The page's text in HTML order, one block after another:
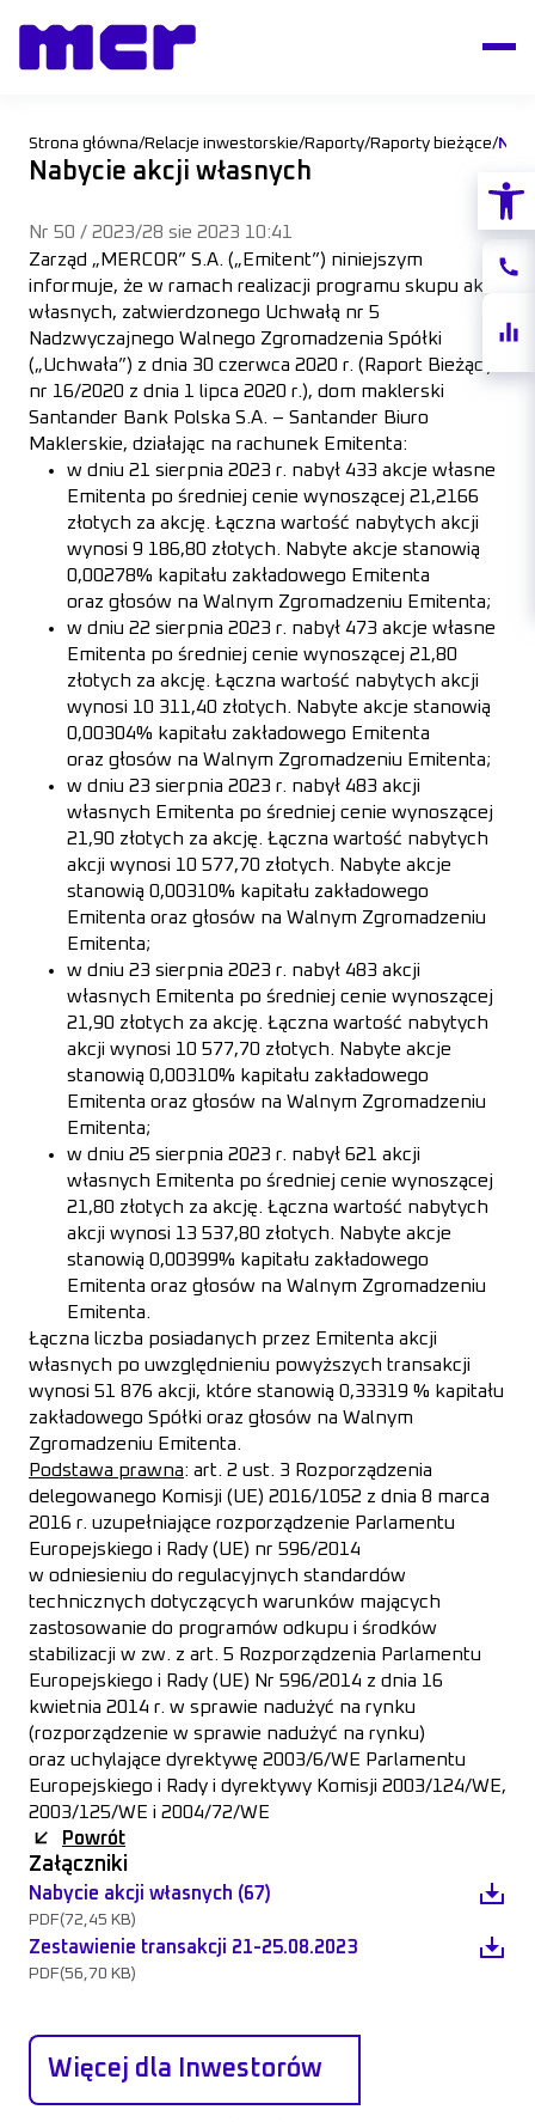
akcji
Strona główna/Relacje inwestorskie/Raporty/Raporty bieżące/
Nabycie akcji własnych
Nr 50 / 2023/28 sie 2023 10:41
Zarząd „MERCOR” S.A. („Emitent”) niniejszym
informuje, że w ramach realizacji programu skupu akcji
własnych, zatwierdzonego Uchwałą nr 5
Nadzwyczajnego Walnego Zgromadzenia Spółki
(„Uchwała”) z dnia 30 czerwca 2020 r. (Raport Bieżący
nr 16/2020 z dnia 1 lipca 2020 r.), dom maklerski
Santander Bank Polska S.A. – Santander Biuro
Maklerskie, działając na rachunek Emitenta:
w dniu 21 sierpnia 2023 r. nabył 433 akcje własne
Emitenta po średniej cenie wynoszącej 21,2166
złotych za akcję. Łączna wartość nabytych akcji
wynosi 9 186,80 złotych. Nabyte akcje stanowią
0,00278% kapitału zakładowego Emitenta
oraz głosów na Walnym Zgromadzeniu Emitenta;
w dniu 22 sierpnia 2023 r. nabył 473 akcje własne
Emitenta po średniej cenie wynoszącej 21,80
złotych za akcję. Łączna wartość nabytych akcji
wynosi 10 311,40 złotych. Nabyte akcje stanowią
0,00304% kapitału zakładowego Emitenta
oraz głosów na Walnym Zgromadzeniu Emitenta;
w dniu 23 sierpnia 2023 r. nabył 483 akcji
własnych Emitenta po średniej cenie wynoszącej
21,90 złotych za akcję. Łączna wartość nabytych
akcji wynosi 10 577,70 złotych. Nabyte akcje
stanowią 0,00310% kapitału zakładowego
Emitenta oraz głosów na Walnym Zgromadzeniu
Emitenta;
w dniu 23 sierpnia 2023 r. nabył 483 akcji
własnych Emitenta po średniej cenie wynoszącej
21,90 złotych za akcję. Łączna wartość nabytych
akcji wynosi 10 577,70 złotych. Nabyte akcje
stanowią 0,00310% kapitału zakładowego
Emitenta oraz głosów na Walnym Zgromadzeniu
Emitenta;
w dniu 25 sierpnia 2023 r. nabył 621 akcji
własnych Emitenta po średniej cenie wynoszącej
21,80 złotych za akcję. Łączna wartość nabytych
akcji wynosi 13 537,80 złotych. Nabyte akcje
stanowią 0,00399% kapitału zakładowego
Emitenta oraz głosów na Walnym Zgromadzeniu
Emitenta.
Łączna liczba posiadanych przez Emitenta akcji
własnych po uwzględnieniu powyższych transakcji
wynosi 51 876 akcji, które stanowią 0,33319 % kapitału
zakładowego Spółki oraz głosów na Walnym
Zgromadzeniu Emitenta.
Podstawa prawna: art. 2 ust. 3 Rozporządzenia
delegowanego Komisji (UE) 2016/1052 z dnia 8 marca
2016 r. uzupełniające rozporządzenie Parlamentu
Europejskiego i Rady (UE) nr 596/2014
w odniesieniu do regulacyjnych standardów
technicznych dotyczących warunków mających
zastosowanie do programów odkupu i środków
stabilizacji w zw. z art. 5 Rozporządzenia Parlamentu
Europejskiego i Rady (UE) Nr 596/2014 z dnia 16
kwietnia 2014 r. w sprawie nadużyć na rynku
(rozporządzenie w sprawie nadużyć na rynku)
oraz uchylające dyrektywę 2003/6/WE Parlamentu
Europejskiego i Rady i dyrektywy Komisji 2003/124/WE,
2003/125/WE i 2004/72/WE
Powrót
Załączniki
Nabycie akcji własnych (67)
PDF(72,45 KB)
Zestawienie transakcji 21-25.08.2023
PDF(56,70 KB)
Więcej dla Inwestorów